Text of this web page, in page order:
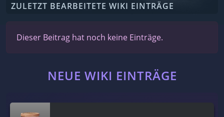
ZULETZT BEARBEITETE WIKI EINTRÄGE
Dieser Beitrag hat noch keine Einträge.
NEUE WIKI EINTRÄGE